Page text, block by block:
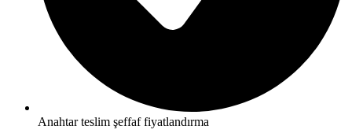
Anahtar teslim şeffaf fiyatlandırma